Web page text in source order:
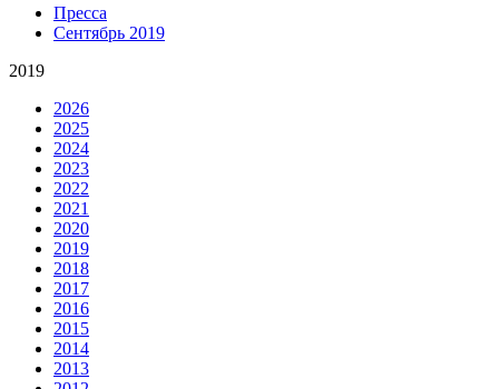
Пресса
Сентябрь 2019
2019
2026
2025
2024
2023
2022
2021
2020
2019
2018
2017
2016
2015
2014
2013